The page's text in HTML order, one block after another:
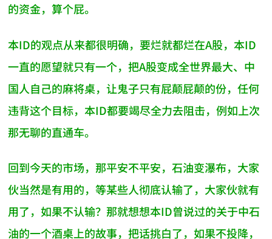
的资金，算个屁。
本ID的观点从来都很明确，要烂就都烂在A股，本ID
一直的愿望就只有一个，把A股变成全世界最大、中
国人自己的麻将桌，让鬼子只有屁颠屁颠的份，任何
违背这个目标，本ID都要竭尽全力去阻击，例如上次
那无聊的直通车。
回到今天的市场，那平安不平安，石油变瀑布，大家
伙当然是有用的，等某些人彻底认输了，大家伙就有
用了，如果不认输？那就想想本ID曾说过的关于中石
油的一个酒桌上的故事，把话挑白了，如果不投降，